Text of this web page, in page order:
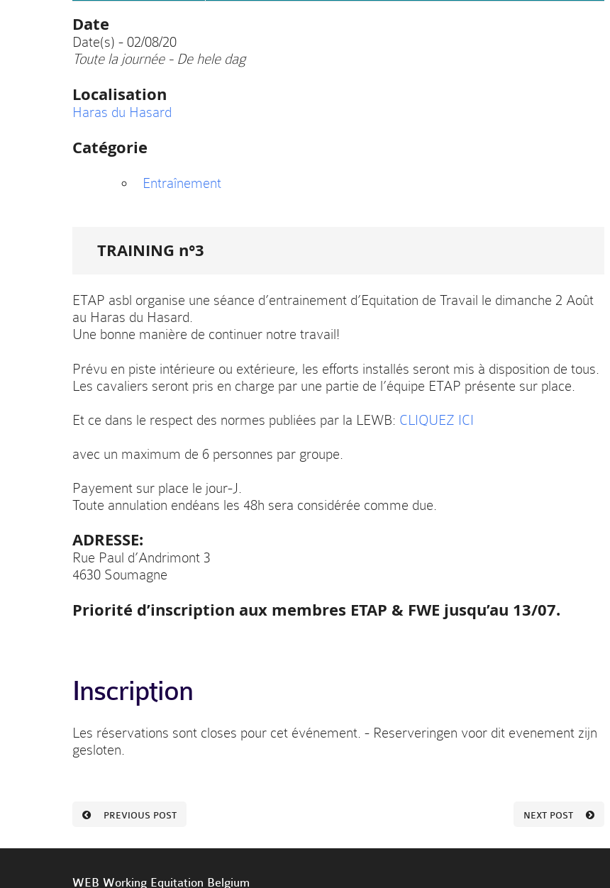
Date
Date(s) - 02/08/20
Toute la journée - De hele dag
Localisation
Haras du Hasard
Catégorie
Entraînement
TRAINING n°3
ETAP asbl organise une séance d’entrainement d’Equitation de Travail le dimanche 2 Août
au Haras du Hasard.
Une bonne manière de continuer notre travail!
Prévu en piste intérieure ou extérieure, les efforts installés seront mis à disposition de tous.
Les cavaliers seront pris en charge par une partie de l’équipe ETAP présente sur place.
Et ce dans le respect des normes publiées par la LEWB: CLIQUEZ ICI
avec un maximum de 6 personnes par groupe.
Payement sur place le jour-J.
Toute annulation endéans les 48h sera considérée comme due.
ADRESSE:
Rue Paul d’Andrimont 3
4630 Soumagne
Priorité d’inscription aux membres ETAP & FWE jusqu’au 13/07.
Inscription
Les réservations sont closes pour cet événement. - Reserveringen voor dit evenement zijn
gesloten.
PREVIOUS POST NEXT POST
WEB Working Equitation Belgium